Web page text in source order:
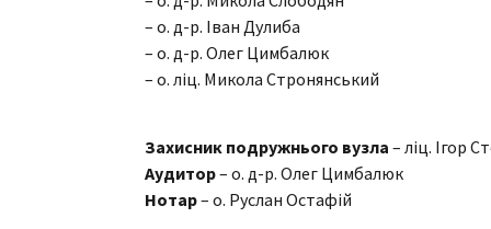
– о. д-р. Іван Дулиба
– о. д-р. Олег Цимбалюк
– о. ліц. Микола Стронянський
Захисник подружнього вузла – ліц. Ігор
Аудитор– о. д-р. Олег Цимбалюк
Нотар– о. Руслан Остафій